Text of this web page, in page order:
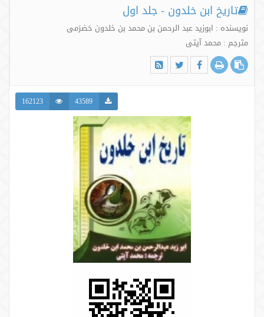
تاریخ ابن خلدون - جلد اول
نویسنده : ابوزید عبد الرحمن بن محمد بن خلدون حَضرَمی
مترجم : محمد آیتی
43589
162123